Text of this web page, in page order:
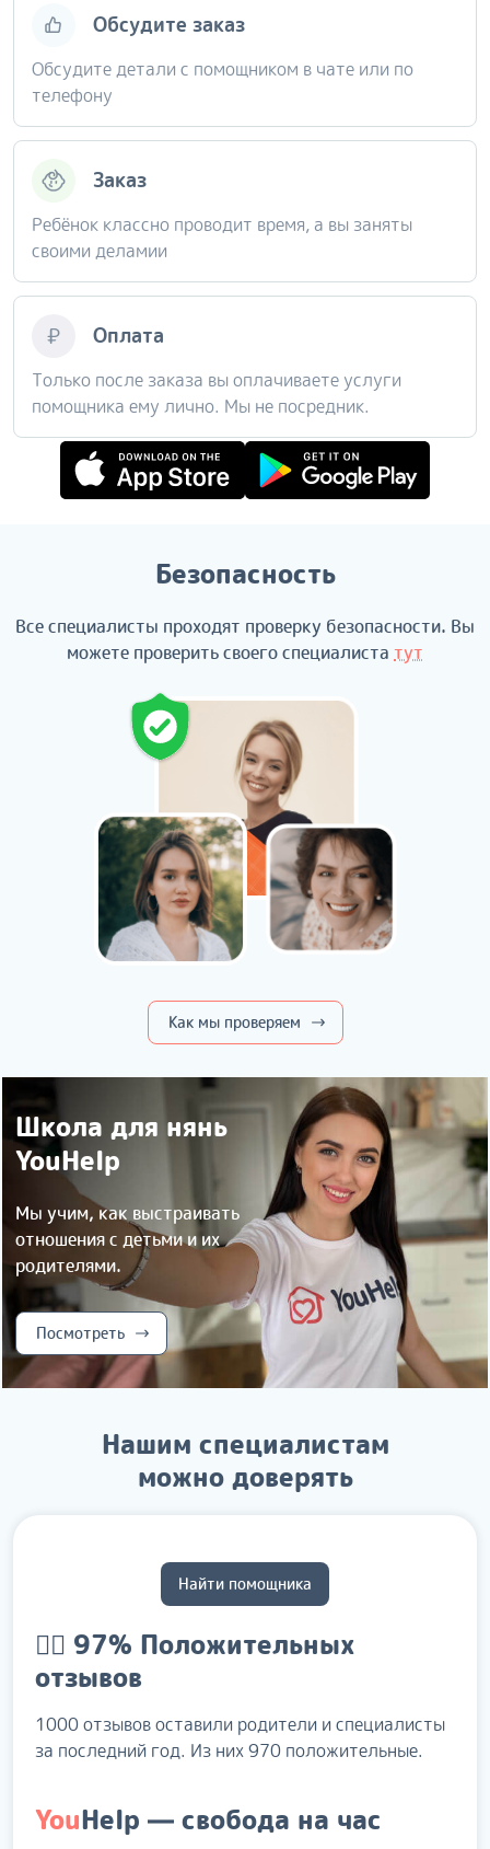
Обсудите заказ
Обсудите детали с помощником в чате или по
телефону
Заказ
Ребёнок классно проводит время, а вы заняты
своими деламии
Оплата
Только после заказа вы оплачиваете услуги
помощника ему лично. Мы не посредник.
Безопасность
Все специалисты проходят проверку безопасности. Вы
можете проверить своего специалиста тут
Как мы проверяем
Школа для нянь
YouHelp
Мы учим, как выстраивать
отношения с детьми и их
родителями.
Посмотреть
Нашим специалистам
можно доверять
Найти помощника
👍🏻 97% Положительных
отзывов
1000 отзывов оставили родители и специалисты
за последний год. Из них 970 положительные.
YouHelp — свобода на час